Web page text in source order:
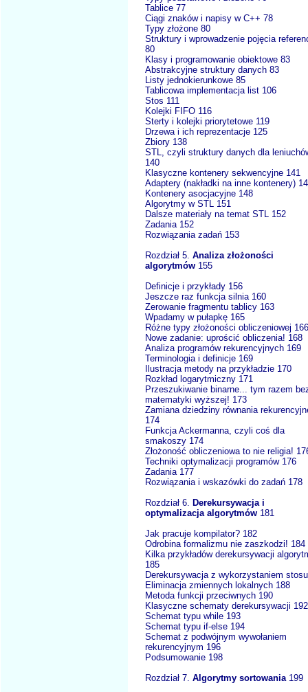
Tablice 77
Ciągi znaków i napisy w C++ 78
Typy złożone 80
Struktury i wprowadzenie pojęcia
80
Klasy i programowanie obiektowe 83
Abstrakcyjne struktury danych 83
Listy jednokierunkowe 85
Tablicowa implementacja list 106
Stos 111
Kolejki FIFO 116
Sterty i kolejki priorytetowe 119
Drzewa i ich reprezentacje 125
Zbiory 138
STL, czyli struktury danych dla
140
Klasyczne kontenery sekwencyjne 141
Adaptery (nakładki na inne kontenery)
Kontenery asocjacyjne 148
Algorytmy w STL 151
Dalsze materiały na temat STL 152
Zadania 152
Rozwiązania zadań 153
Rozdział 5. Analiza złożoności
algorytmów 155
Definicje i przykłady 156
Jeszcze raz funkcja silnia 160
Zerowanie fragmentu tablicy 163
Wpadamy w pułapkę 165
Różne typy złożoności obliczeniowej 166
Nowe zadanie: uprościć obliczenia! 168
Analiza programów rekurencyjnych 169
Terminologia i definicje 169
Ilustracja metody na przykładzie 170
Rozkład logarytmiczny 171
Przeszukiwanie binarne... tym razem
matematyki wyższej! 173
Zamiana dziedziny równania
174
Funkcja Ackermanna, czyli coś dla
smakoszy 174
Złożoność obliczeniowa to nie religia!
Techniki optymalizacji programów 176
Zadania 177
Rozwiązania i wskazówki do zadań 178
Rozdział 6.
Derekursywacja i
optymalizacja algorytmów 181
Jak pracuje kompilator? 182
Odrobina formalizmu nie zaszkodzi! 184
Kilka przykładów derekursywacji
185
Derekursywacja z wykorzystaniem
Eliminacja zmiennych lokalnych 188
Metoda funkcji przeciwnych 190
Klasyczne schematy derekursywacji 192
Schemat typu while 193
Schemat typu if-else 194
Schemat z podwójnym wywołaniem
rekurencyjnym 196
Podsumowanie 198
Rozdział 7. Algorytmy sortowania 199